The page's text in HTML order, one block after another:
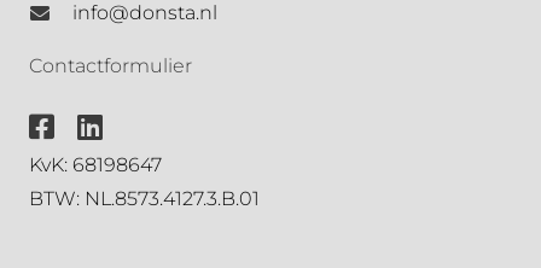
info@donsta.nl
Contactformulier
KvK: 68198647
BTW: NL.8573.4127.3.B.01